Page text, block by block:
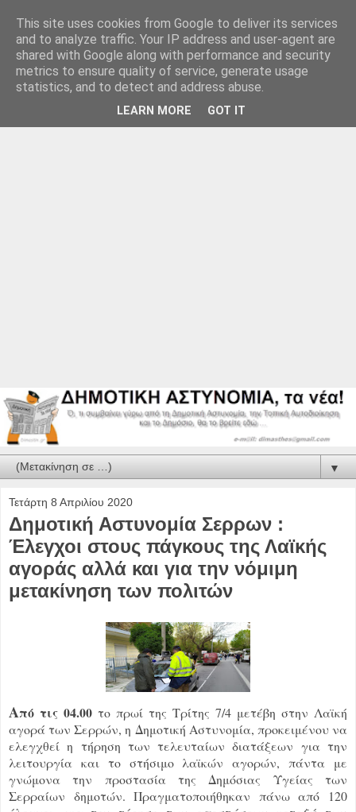
▼
Τετάρτη 8 Απριλίου 2020
Δημοτική Αστυνομία Σερρων :
Έλεγχοι στους πάγκους της Λαϊκής
αγοράς αλλά και για την νόμιμη
μετακίνηση των πολιτών
Από τις 04.00 το πρωί της Τρίτης 7/4 μετέβη στην Λαϊκή
αγορά των Σερρών, η Δημοτική Αστυνομία, προκειμένου να
ελεγχθεί η τήρηση των τελευταίων διατάξεων για την
λειτουργία και το στήσιμο λαϊκών αγορών, πάντα με
γνώμονα την προστασία της Δημόσιας Υγείας των
Σερραίων δημοτών. Πραγματοποιήθηκαν πάνω από 120
This site uses cookies from Google to deliver its services
and to analyze traffic. Your IP address and user-agent are
shared with Google along with performance and security
metrics to ensure quality of service, generate usage
statistics, and to detect and address abuse.
LEARN MORE GOT IT